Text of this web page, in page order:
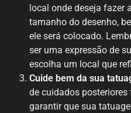
local onde deseja fazer
tamanho do desenho,
ele será colocado.
ser uma expressão de
escolha um local que
Cuide bem da sua
de cuidados
garantir que sua